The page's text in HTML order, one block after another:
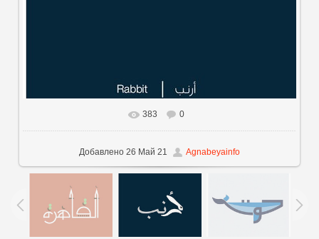
В реальном размере 485x631
383 0
Добавлено 26 Май 21 Agnabeyainfo